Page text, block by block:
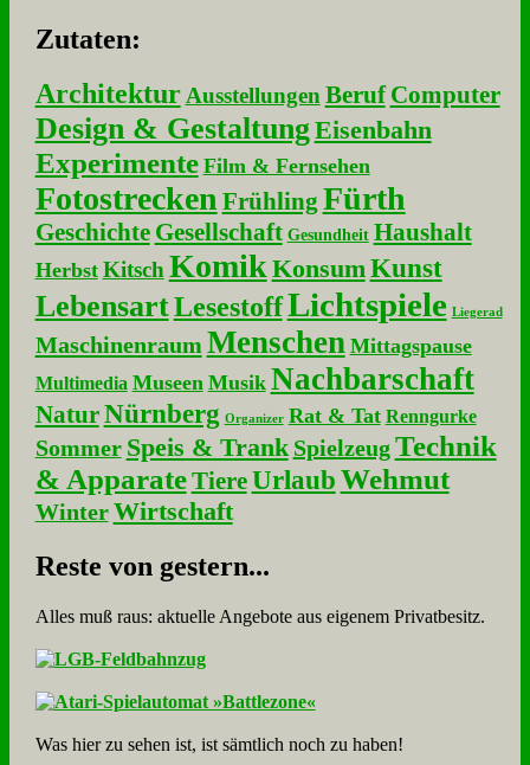
Zu­ta­ten:
Architektur Ausstellungen Beruf Computer
Design & GestaltungEisenbahn
Experimente Film & Fernsehen
Fotostrecken Frühling Fürth
Geschichte Gesellschaft Gesundheit Haushalt
Herbst Kitsch KomikKonsumKunst
LebensartLesestoffLichtspiele Liegerad
Maschinenraum Menschen Mittagspause
Multimedia Museen Musik Nachbarschaft
NaturNürnberg Organizer Rat & Tat Renngurke
Sommer Speis & Trank Spielzeug Technik
& Apparate Tiere UrlaubWehmut
Winter Wirtschaft
Re­ste von ge­stern...
Alles muß raus: aktuelle An­ge­bo­te aus eigenem Privatbesitz.
Was hier zu sehen ist, ist sämt­lich noch zu haben!